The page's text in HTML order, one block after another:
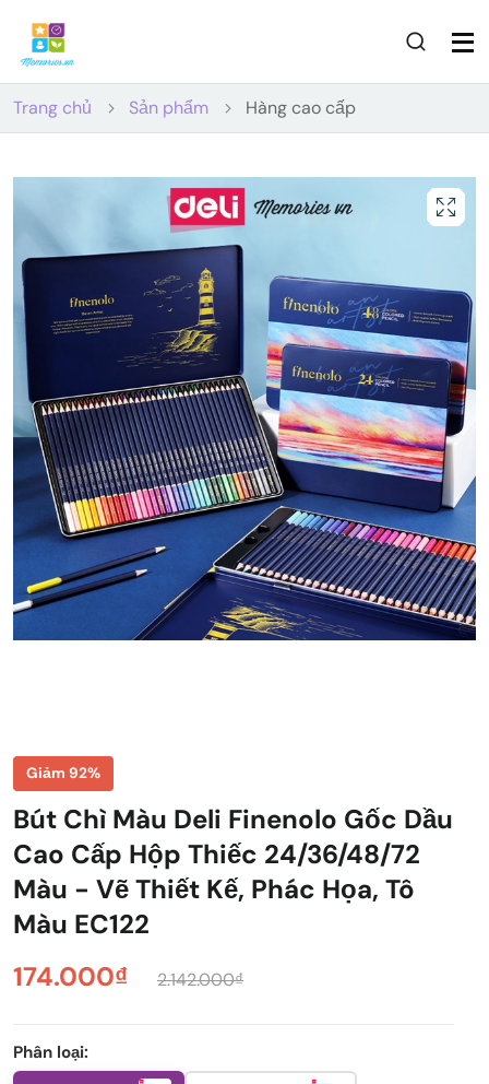
Trang chủ Sản phẩm Hàng cao cấp
Giảm 92%
Bút Chì Màu Deli Finenolo Gốc Dầu
Cao Cấp Hộp Thiếc 24/36/48/72
Màu - Vẽ Thiết Kế, Phác Họa, Tô
Màu EC122
174.000₫
2.142.000₫
Phân loại: